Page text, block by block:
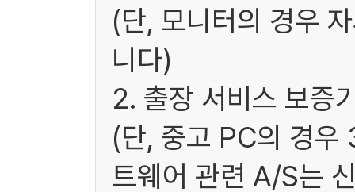
(단, 모니터의 경우
니다)
2. 출장 서비스 보증
(단, 중고 PC의 경우
트웨어 관련 A/S는